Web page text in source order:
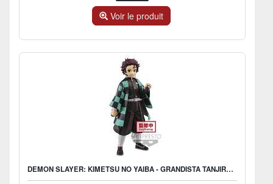
Voir le produit
DEMON SLAYER: KIMETSU NO YAIBA - GRANDISTA TANJIRO KAMADO FIGURE